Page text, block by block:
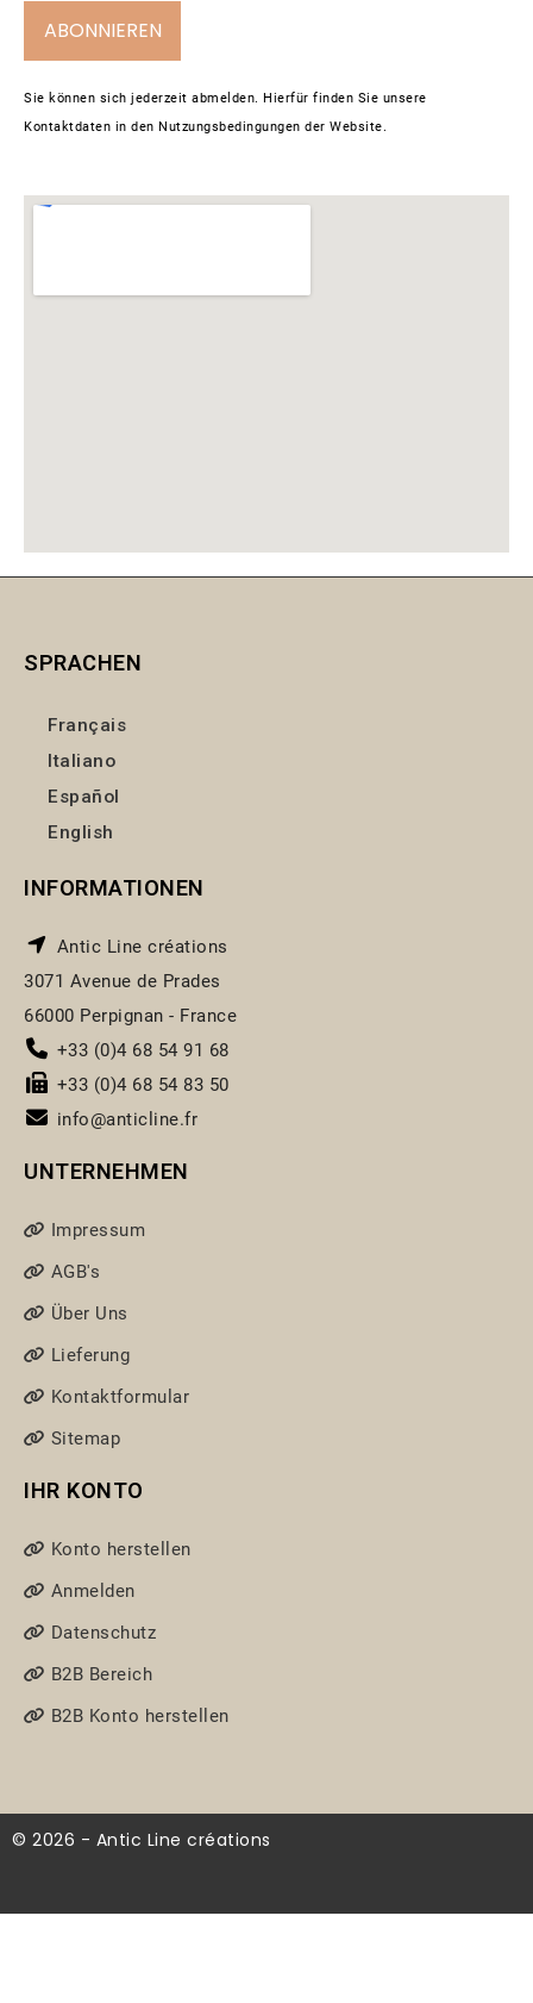
ABONNIEREN
Sie können sich jederzeit abmelden. Hierfür finden Sie unsere
Kontaktdaten in den Nutzungsbedingungen der Website.
SPRACHEN
Français
Italiano
Español
English
INFORMATIONEN
Antic Line créations
3071 Avenue de Prades
66000 Perpignan - France
+33 (0)4 68 54 91 68
+33 (0)4 68 54 83 50
info@anticline.fr
UNTERNEHMEN
Impressum
AGB's
Über Uns
Lieferung
Kontaktformular
Sitemap
IHR KONTO
Konto herstellen
Anmelden
Datenschutz
B2B Bereich
B2B Konto herstellen
© 2026 - Antic Line créations